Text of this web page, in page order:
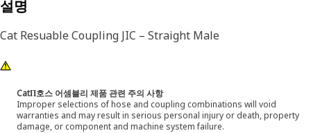
설명
Cat Resuable Coupling JIC – Straight Male
CatΠ호스 어셈블리 제품 관련 주의 사항
Improper selections of hose and coupling combinations will void
warranties and may result in serious personal injury or death, property
damage, or component and machine system failure.